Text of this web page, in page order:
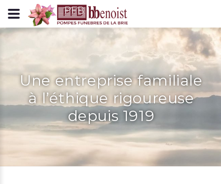
Panneau de gestion des cookies
Une entreprise familiale
à l’éthique rigoureuse
depuis 1919